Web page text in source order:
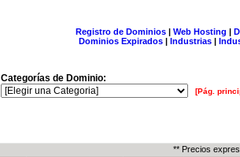
Registro de Dominios| Web Hosting |
Dominios Expirados | Industrias |
Categorías de Dominio:
[Pág.
** Precios